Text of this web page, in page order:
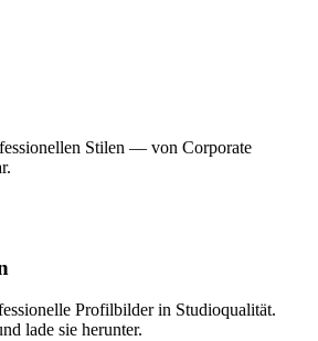
Stilen — von Corporate
Profilbilder in Studioqualität.
lade sie herunter.